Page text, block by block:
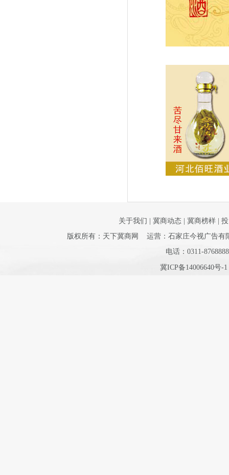
关于我们 | 冀商动态| 冀商榜样|
版权所有：天下冀商网 运营：石家庄今视广告有
电话：0311-
冀ICP备14006640号-1